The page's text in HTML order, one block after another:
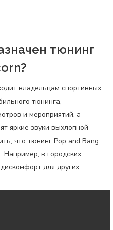
тюнинг
владельцам спортивных
тюнинга,
и мероприятий, а
яркие звуки выхлопной
что тюнинг Pop and Bang
Например, в городских
для других.